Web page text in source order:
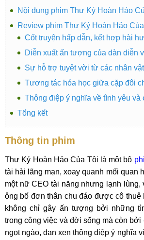
Nội dung phim Thư Ký Hoàn Hảo
Review phim Thư Ký Hoàn Hảo
Cốt truyện hấp dẫn, kết hợp hài
Diễn xuất ấn tượng của dàn diễn
Sự hỗ trợ tuyệt vời từ các nhân
Tương tác hóa học giữa cặp đôi
Thông điệp ý nghĩa về tình yêu và
Tổng kết
Thông tin phim
Thư Ký Hoàn Hảo Của Tôi là một bộ
tài hài lãng mạn, xoay quanh mối quan
một nữ CEO tài năng nhưng lạnh lùng,
ông bố đơn thân chu đáo được cô thuê
không chỉ gây ấn tượng bởi những
trong công việc và đời sống mà còn bởi
ngọt ngào, đan xen thông điệp ý nghĩa